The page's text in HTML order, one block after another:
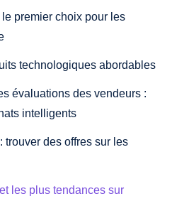
premier choix pour les
technologiques abordables
évaluations des vendeurs :
intelligents
trouver des offres sur les
les plus tendances sur